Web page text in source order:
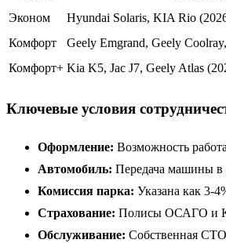
Эконом
Hyundai Solaris, KIA Rio
Комфорт
Geely Emgrand, Geely
Комфорт+ Kia K5, Jac J7, Geely Atlas
Ключевые условия
Оформление: Возможность
Автомобиль: Передача машины в
Комиссия парка: Указана как 3-
Страхование: Полисы ОСАГО и
Обслуживание: Собственная